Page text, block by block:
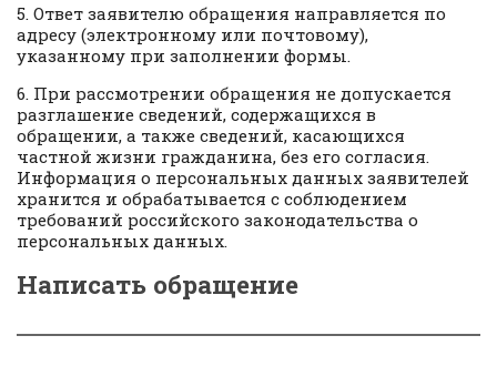
5. Ответ заявителю обращения направляется по
адресу (электронному или почтовому),
указанному при заполнении формы.
6. При рассмотрении обращения не допускается
разглашение сведений, содержащихся в
обращении, а также сведений, касающихся
частной жизни гражданина, без его согласия.
Информация о персональных данных заявителей
хранится и обрабатывается с соблюдением
требований российского законодательства о
персональных данных.
Написать обращение